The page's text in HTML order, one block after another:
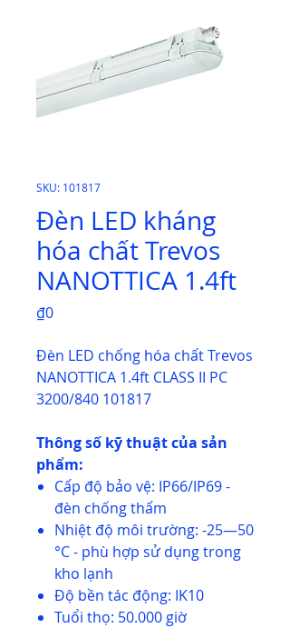
SKU: 101817
Đèn LED kháng
hóa chất Trevos
NANOTTICA 1.4ft
₫0Price
Đèn LED chống hóa chất Trevos
NANOTTICA 1.4ft CLASS II PC
3200/840 101817
Thông số kỹ thuật của sản
phẩm:
Cấp độ bảo vệ: IP66/IP69 -
đèn chống thấm
Nhiệt độ môi trường: -25—50
°C - phù hợp sử dụng trong
kho lạnh
Độ bền tác động: IK10
Tuổi thọ: 50.000 giờ